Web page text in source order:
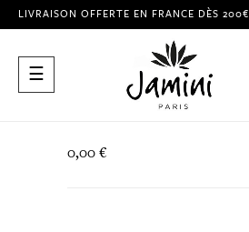
LIVRAISON OFFERTE EN FRANCE DÈS 200€
Basculer
la
☰
0,00 €